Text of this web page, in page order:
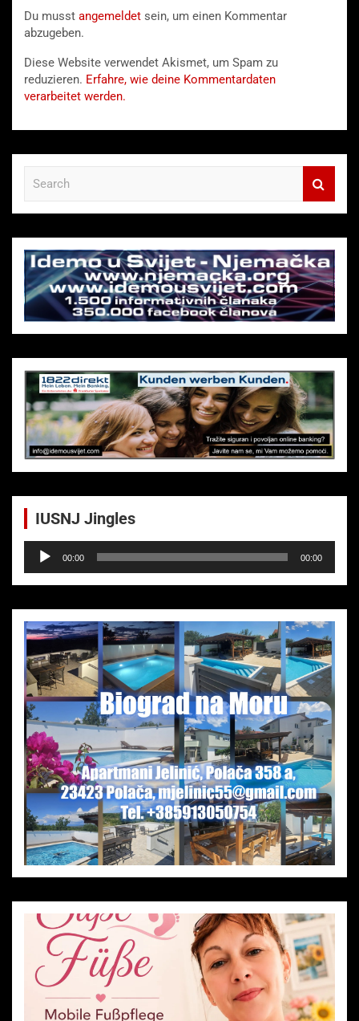
Du musst angemeldet sein, um einen Kommentar
abzugeben.
Diese Website verwendet Akismet, um Spam zu
reduzieren. Erfahre, wie deine Kommentardaten
verarbeitet werden.
c
h
IUSNJ Jingles
Audio-
Player
00:00 00:00